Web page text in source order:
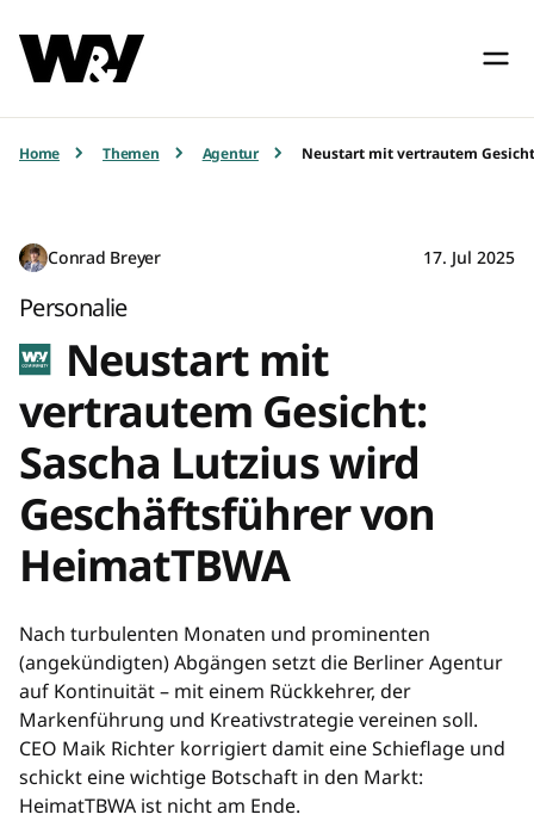
Home Themen Agentur Neustart mit vertrautem
Conrad Breyer 17. Jul 2025
Personalie
Neustart mit
vertrautem Gesicht:
Sascha Lutzius wird
Geschäftsführer von
HeimatTBWA
Nach turbulenten Monaten und prominenten
(angekündigten) Abgängen setzt die Berliner Agentur
auf Kontinuität – mit einem Rückkehrer, der
Markenführung und Kreativstrategie vereinen soll.
CEO Maik Richter korrigiert damit eine Schieflage und
schickt eine wichtige Botschaft in den Markt:
HeimatTBWA ist nicht am Ende.